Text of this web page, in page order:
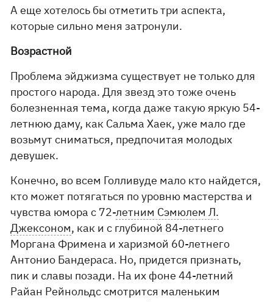
А еще хотелось бы отметить три аспекта,
которые сильно меня затронули.
Возрастной
Проблема эйджизма существует не только для
простого народа. Для звезд это тоже очень
болезненная тема, когда даже такую яркую 54-
летнюю даму, как Сальма Хаек, уже мало где
возьмут сниматься, предпочитая молодых
девушек.
Конечно, во всем Голливуде мало кто найдется,
кто может потягаться по уровню мастерства и
чувства юмора с 72-летним Сэмюлем Л.
Джексоном, как и с глубиной 84-летнего
Моргана Фримена и харизмой 60-летнего
Антонио Бандераса. Но, придется признать,
пик и славы позади. На их фоне 44-летний
Райан Рейнольдс смотрится маленьким